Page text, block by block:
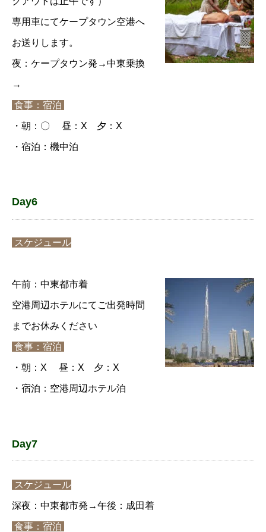
専用車にてケープタウン空港へ
お送りします。
夜：ケープタウン発→中東乗換
→
食事：宿泊
・朝：〇 昼：X 夕：X
・宿泊：機中泊
Day6
スケジュール
午前：中東都市着
空港周辺ホテルにてご出発時間
までお休みください
食事：宿泊
・朝：X 昼：X 夕：X
・宿泊：空港周辺ホテル泊
Day7
スケジュール
深夜：中東都市発→午後：成田着
食事：宿泊